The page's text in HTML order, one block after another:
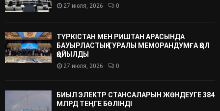
27 июля, 2026 0
ТҮРКІСТАН МЕН РИШТАН АРАСЫНДА
БАУЫРЛАСТЫҚ ТУРАЛЫ МЕМОРАНДУМҒА ҚОЛ
ҚОЙЫЛДЫ
27 июля, 2026 0
БИЫЛ ЭЛЕКТР СТАНСАЛАРЫН ЖӨНДЕУГЕ 384
МЛРД ТЕҢГЕ БӨЛІНДІ